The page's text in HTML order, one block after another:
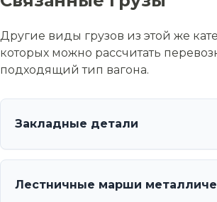
Другие виды грузов из этой же
которых можно рассчитать
подходящий тип вагона.
Закладные детали
Лестничные марши